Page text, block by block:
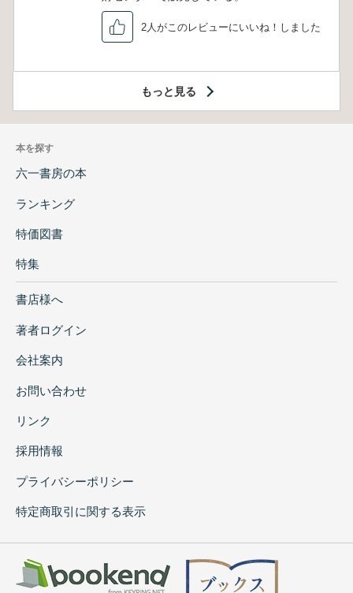
2人がこのレビューにいいね！しました
もっと見る
本を探す
六一書房の本
ランキング
特価図書
特集
書店様へ
著者ログイン
会社案内
お問い合わせ
リンク
採用情報
プライバシーポリシー
特定商取引に関する表示